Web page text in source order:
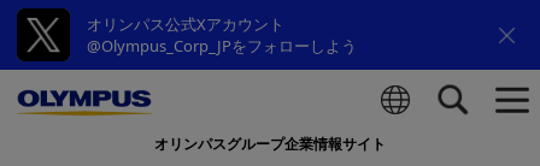
オリンパス公式Xアカウント
@Olympus_Corp_JPをフォローしよう
オリンパスグループ企業情報サイト